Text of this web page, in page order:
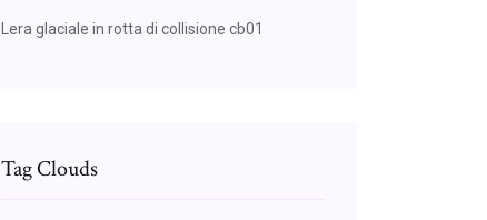
Lera glaciale in rotta di collisione cb01
Tag Clouds